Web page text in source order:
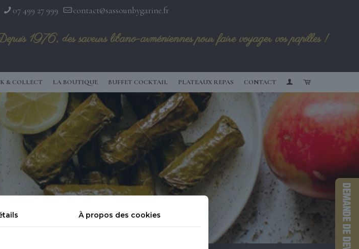
07 499 27 999 contact@sassounbygarine.fr
& COLLECT LA BOUTIQUE BUFFET COCKTAIL PLATEAUX REPAS CONTACT
1976, des saveurs libano-arméniennes pour faire voyager vos papilles !
À propos des cookies